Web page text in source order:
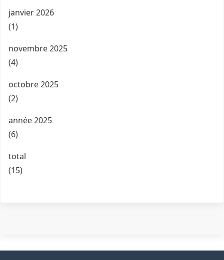
janvier 2026
(1)
novembre 2025
(4)
octobre 2025
(2)
année 2025
(6)
total
(15)